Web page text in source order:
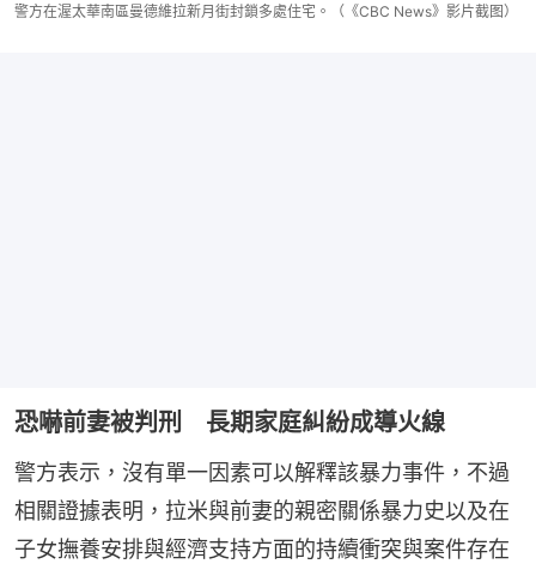
警方在渥太華南區曼德維拉新月街封鎖多處住宅。（《CBC News》影片截图）
恐嚇前妻被判刑 長期家庭糾紛成導火線
警方表示，沒有單一因素可以解釋該暴力事件，不過
相關證據表明，拉米與前妻的親密關係暴力史以及在
子女撫養安排與經濟支持方面的持續衝突與案件存在